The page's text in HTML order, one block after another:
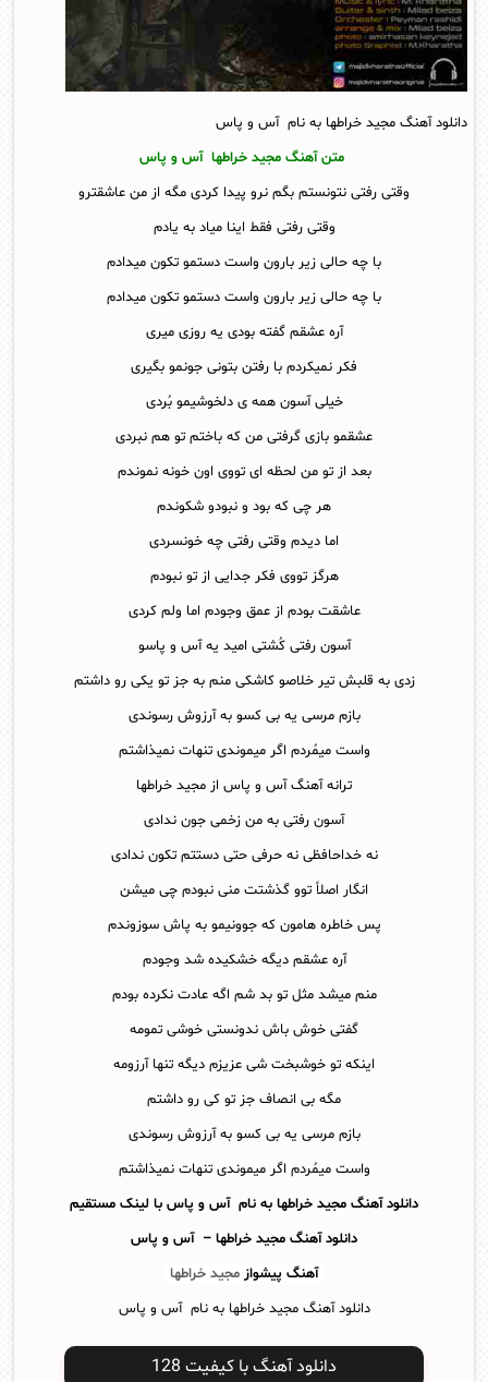
دانلود آهنگ مجید خراطها به نام آس و پاس
متن آهنگ مجید خراطها آس و پاس
وقتی رفتی نتونستم بگم نرو پیدا کردی مگه از من عاشقترو
وقتی رفتی فقط اینا میاد به یادم
با چه حالی زیر بارون واست دستمو تکون میدادم
با چه حالی زیر بارون واست دستمو تکون میدادم
آره عشقم گفته بودی یه روزی میری
فکر نمیکردم با رفتن بتونی جونمو بگیری
خیلی آسون همه ی دلخوشیمو بُردی
عشقمو بازی گرفتی من که باختم تو هم نبردی
بعد از تو من لحظه ای تووی اون خونه نموندم
هر چی که بود و نبودو شکوندم
اما دیدم وقتی رفتی چه خونسردی
هرگز تووی فکر جدایی از تو نبودم
عاشقت بودم از عمق وجودم اما ولم کردی
آسون رفتی کُشتی امید یه آس و پاسو
زدی به قلبش تیر خلاصو کاشکی منم به جز تو یکی رو داشتم
بازم مرسی یه بی کسو به آرزوش رسوندی
واست میمُردم اگر میموندی تنهات نمیذاشتم
ترانه آهنگ آس و پاس از مجید خراطها
آسون رفتی به من زخمی جون ندادی
نه خداحافظی نه حرفی حتی دستتم تکون ندادی
انگار اصلاً توو گذشتت منی نبودم چی میشن
پس خاطره هامون که جوونیمو به پاش سوزوندم
آره عشقم دیگه خشکیده شد وجودم
منم میشد مثل تو بد شم اگه عادت نکرده بودم
گفتی خوش باش ندونستی خوشی تمومه
اینکه تو خوشبخت شی عزیزم دیگه تنها آرزومه
مگه بی انصاف جز تو کی رو داشتم
بازم مرسی یه بی کسو به آرزوش رسوندی
واست میمُردم اگر میموندی تنهات نمیذاشتم
دانلود آهنگ مجید خراطها به نام آس و پاس با لینک مستقیم
دانلود آهنگ مجید خراطها – آس و پاس
آهنگ پیشواز مجید خراطها
دانلود آهنگ مجید خراطها به نام آس و پاس
دانلود آهنگ با کیفیت 128